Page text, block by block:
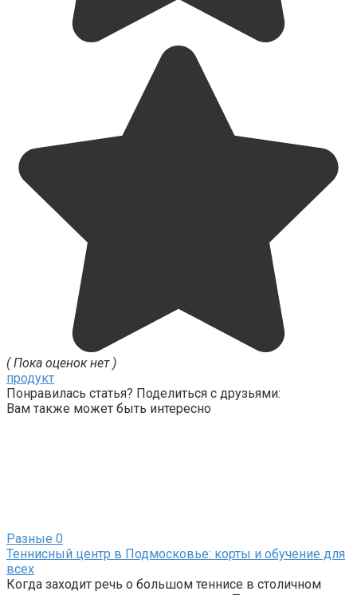
( Пока оценок нет )
продукт
Понравилась статья? Поделиться с друзьями:
Вам также может быть интересно
Разные 0
Теннисный центр в Подмосковье: корты и обучение для
всех
Когда заходит речь о большом теннисе в столичном